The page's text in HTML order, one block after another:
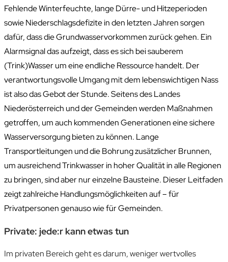
Fehlende Winterfeuchte, lange Dürre- und Hitzeperioden
sowie Niederschlagsdefizite in den letzten Jahren sorgen
dafür, dass die Grundwasservorkommen zurück gehen. Ein
Alarmsignal das aufzeigt, dass es sich bei sauberem
(Trink)Wasser um eine endliche Ressource handelt. Der
verantwortungsvolle Umgang mit dem lebenswichtigen Nass
ist also das Gebot der Stunde. Seitens des Landes
Niederösterreich und der Gemeinden werden Maßnahmen
getroffen, um auch kommenden Generationen eine sichere
Wasserversorgung bieten zu können. Lange
Transportleitungen und die Bohrung zusätzlicher Brunnen,
um ausreichend Trinkwasser in hoher Qualität in alle Regionen
zu bringen, sind aber nur einzelne Bausteine. Dieser Leitfaden
zeigt zahlreiche Handlungsmöglichkeiten auf – für
Privatpersonen genauso wie für Gemeinden.
Private: jede:r kann etwas tun
Im privaten Bereich geht es darum, weniger wertvolles